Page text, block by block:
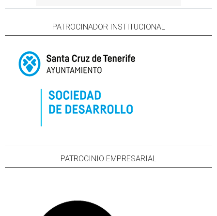
PATROCINADOR INSTITUCIONAL
PATROCINIO EMPRESARIAL